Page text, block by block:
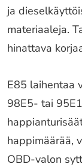
ja
materiaaleja.
hinattava
E85 laihentaa
98E5- tai
happimäärää,
OBD-valon